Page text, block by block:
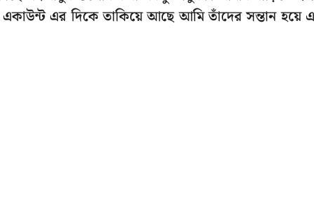
একাউন্ট এর দিকে তাকিয়ে আছে আমি তাঁদের সন্তান হয়ে